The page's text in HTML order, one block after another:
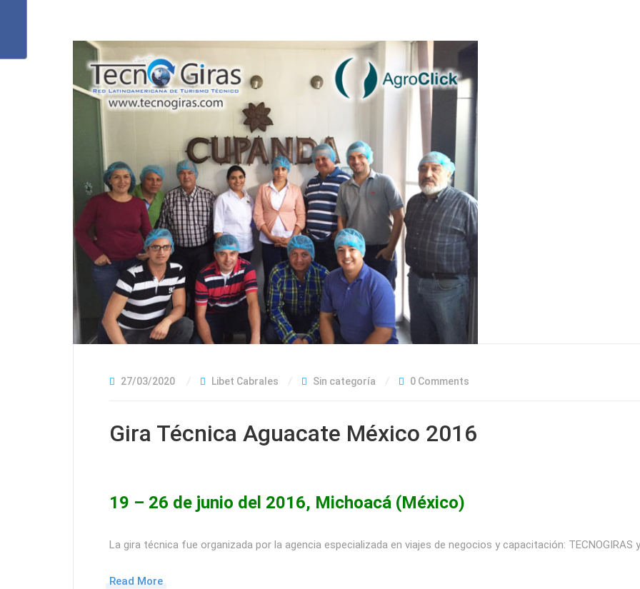
27/03/2020 Libet Cabrales Sin categoría 0 Comments
Gira Técnica Aguacate México 2016
19 – 26 de junio del 2016, Michoacá (México)
La gira técnica fue organizada por la agencia especializada en viajes de negocios y capacitación: TECNOGIRAS
Read More